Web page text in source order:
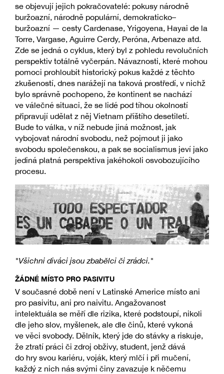
se objevují jejich pokračovatelé: pokusy národně
buržoazní, národně populární, demokraticko–
buržoazní — cesty Cardenase, Yrigoyena, Hayai de la
Torre, Vargase, Aguirre Cerdy, Peróna, Arbenaze atd.
Zde se jedná o cyklus, který byl z pohledu revolučních
perspektiv totálně vyčerpán. Návaznosti, které mohou
pomoci prohloubit historický pokus každé z těchto
zkušeností, dnes narážejí na taková prostředí, v nichž
bylo správně pochopeno, že kontinent se nachází
ve válečné situaci, že se lidé pod tíhou okolností
připravují udělat z něj Vietnam příštího desetiletí.
Bude to válka, v níž nebude jiná možnost, jak
vybojovat národní svobodu, než pojmout ji jako
svobodu společenskou, a pak se socialismus jeví jako
jediná platná perspektiva jakéhokoli osvobozujícího
procesu.
"Všichni diváci jsou zbabělci či zrádci."
ŽÁDNÉ MÍSTO PRO PASIVITU
V současné době není v Latinské Americe místo ani
pro pasivitu, ani pro naivitu. Angažovanost
intelektuála se měří dle rizika, které podstoupí, nikoli
dle jeho slov, myšlenek, ale dle činů, které vykoná
ve věci svobody. Dělník, který jde do stávky a riskuje,
že ztratí práci či zdroj obživy, student, jenž dává
do hry svou kariéru, voják, který mlčí i při mučení,
každý z nich nás svými činy zavazuje k něčemu